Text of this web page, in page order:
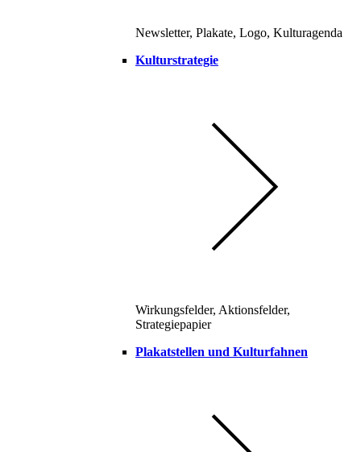
Newsletter, Plakate, Logo, Kulturagenda
Kulturstrategie
Wirkungsfelder, Aktionsfelder,
Strategiepapier
Plakatstellen und Kulturfahnen